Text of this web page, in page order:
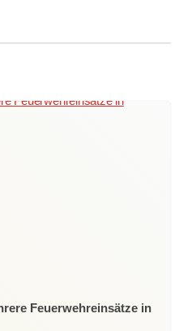
Feuerwehreinsätze in